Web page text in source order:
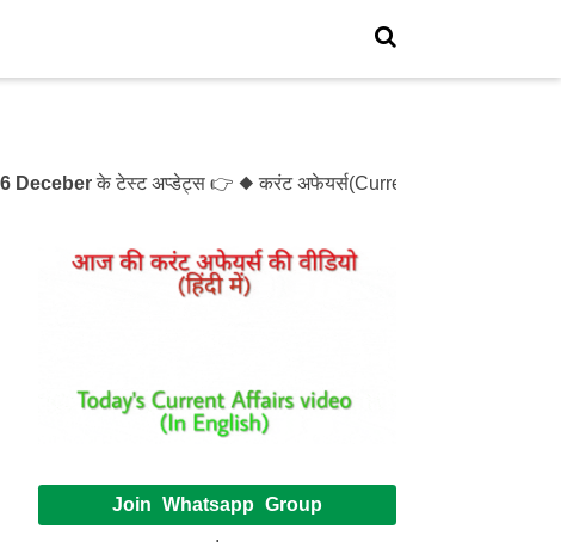
के टेस्ट अप्डेट्स 👉 ◆ करंट अफेयर्स(Current Affairs)- Test- 1214
Join Whatsapp Group
.